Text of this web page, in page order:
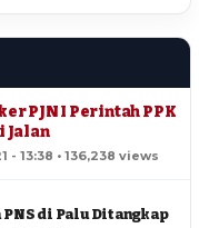
PJN I Perintah PPK
Jalan
13:38 • 136,238 views
di Palu Ditangkap